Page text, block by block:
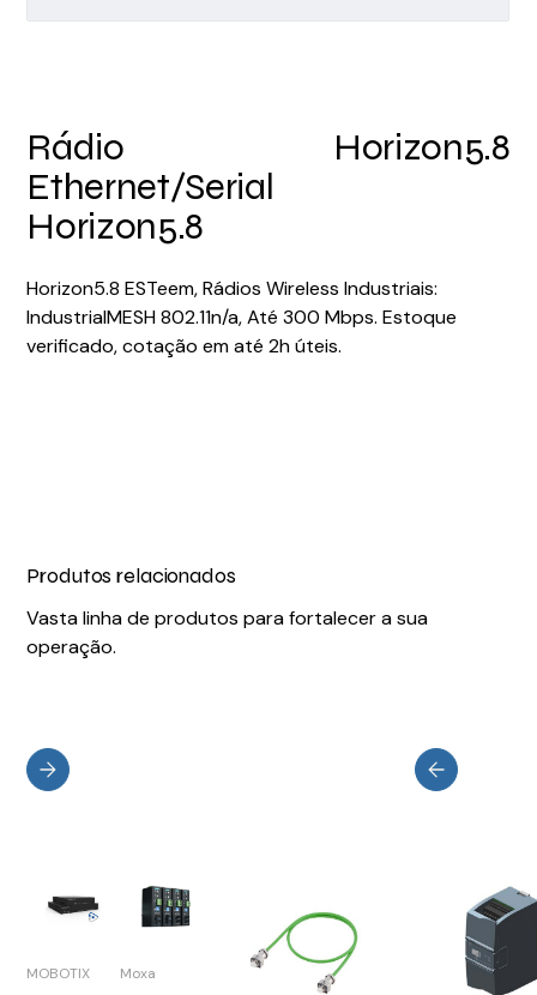
Rádio
Ethernet/Serial
Horizon5.8
Horizon5.8
Horizon5.8 ESTeem, Rádios Wireless Industriais:
IndustrialMESH 802.11n/a, Até 300 Mbps. Estoque
verificado, cotação em até 2h úteis.
Produtos relacionados
Vasta linha de produtos para fortalecer a sua
operação.
MOBOTIX Moxa